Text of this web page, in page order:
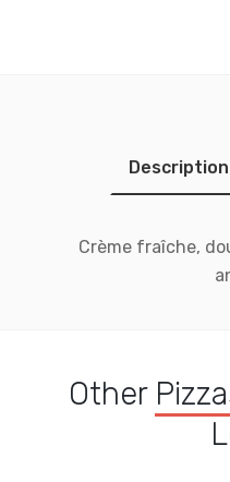
Description
Crème fraîche,
Other